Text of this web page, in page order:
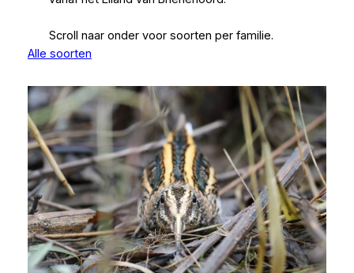
Scroll naar onder voor soorten per familie.
Alle soorten